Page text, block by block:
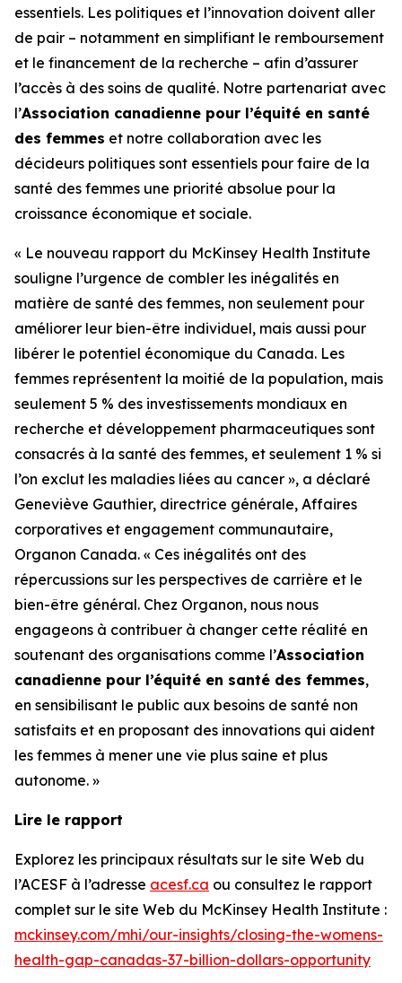
essentiels. Les politiques et l’innovation doivent aller
de pair – notamment en simplifiant le remboursement
et le financement de la recherche – afin d’assurer
l’accès à des soins de qualité. Notre partenariat avec
l’Association canadienne pour l’équité en santé
des femmes et notre collaboration avec les
décideurs politiques sont essentiels pour faire de la
santé des femmes une priorité absolue pour la
croissance économique et sociale.
« Le nouveau rapport du McKinsey Health Institute
souligne l’urgence de combler les inégalités en
matière de santé des femmes, non seulement pour
améliorer leur bien-être individuel, mais aussi pour
libérer le potentiel économique du Canada. Les
femmes représentent la moitié de la population, mais
seulement 5 % des investissements mondiaux en
recherche et développement pharmaceutiques sont
consacrés à la santé des femmes, et seulement 1 % si
l’on exclut les maladies liées au cancer », a déclaré
Geneviève Gauthier, directrice générale, Affaires
corporatives et engagement communautaire,
Organon Canada. « Ces inégalités ont des
répercussions sur les perspectives de carrière et le
bien-être général. Chez Organon, nous nous
engageons à contribuer à changer cette réalité en
soutenant des organisations comme l’Association
canadienne pour l’équité en santé des femmes,
en sensibilisant le public aux besoins de santé non
satisfaits et en proposant des innovations qui aident
les femmes à mener une vie plus saine et plus
autonome. »
Lire le rapport
Explorez les principaux résultats sur le site Web du
l’ACESF à l’adresse acesf.ca ou consultez le rapport
complet sur le site Web du McKinsey Health Institute :
mckinsey.com/mhi/our-insights/closing-the-womens-
health-gap-canadas-37-billion-dollars-opportunity